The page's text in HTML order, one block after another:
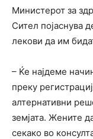
Министерот за
Сител појаснува
лекови да им
– Ќе најдеме
преку
алтернативни
земјата. Жените
секако во